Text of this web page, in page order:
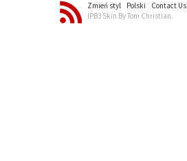
Zmień styl Polski Contact Us
IPB3 Skin By Tom Christian.